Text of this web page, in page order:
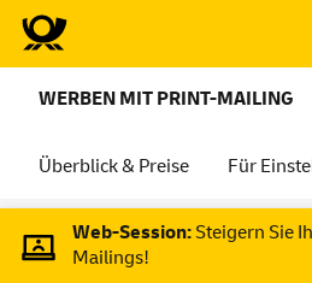
WERBEN MIT PRINT-MAILING
Überblick & Preise Für
Web-Session:Steigern Sie
Mailings!